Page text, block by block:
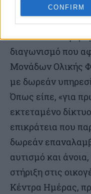
CONFIRM
Μητσοτάκης.
Συνέχισε
διαγωνισμό που
Μονάδων Ολικής
με δωρεάν
Όπως είπε, «για
εκτεταμένο
επικράτεια που
δωρεάν
αυτισμό και
στήριξη στις
Κέντρα Ημέρας,